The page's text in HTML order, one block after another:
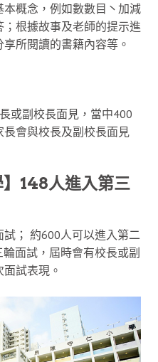
概念，例如數數目丶加減
根據故事及老師的提示進
所閱讀的書籍內容等。
或副校長面見，當中400
會與校長及副校長面見
】148人進入第三
； 約600人可以進入第二
面試，屆時會有校長或副
試表現。